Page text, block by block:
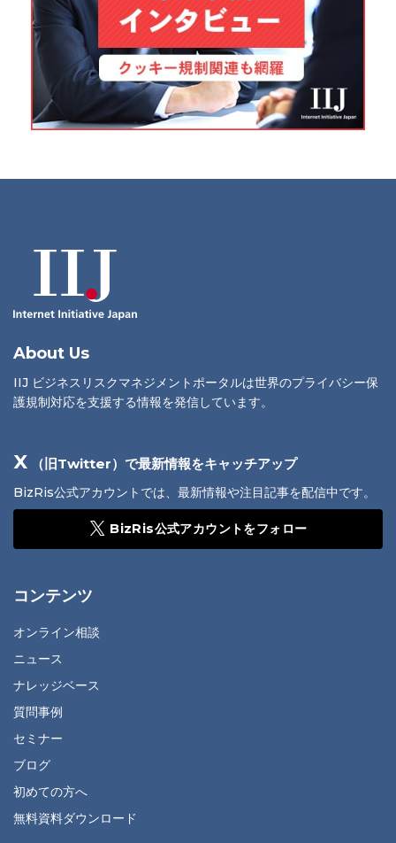
About Us
IIJ ビジネスリスクマネジメントポータルは世界のプライバシー保
護規制対応を支援する情報を発信しています。
X （旧Twitter）で最新情報をキャッチアップ
BizRis公式アカウントでは、最新情報や注目記事を配信中です。
BizRis公式アカウントをフォロー
コンテンツ
オンライン相談
ニュース
ナレッジベース
質問事例
セミナー
ブログ
初めての方へ
無料資料ダウンロード